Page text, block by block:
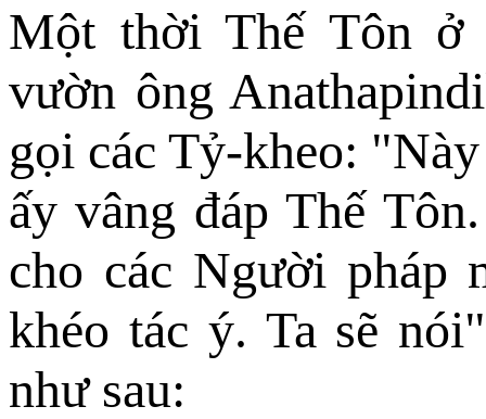
Một thời Thế Tôn ở
vườn ông
gọi các Tỷ-kheo:
ấy vâng đáp Thế
cho các Người pháp
khéo tác ý. Ta sẽ
như sau: